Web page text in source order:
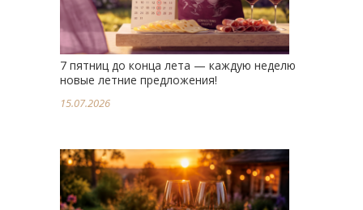
7 пятниц до конца лета — каждую неделю
новые летние предложения!
15.07.2026